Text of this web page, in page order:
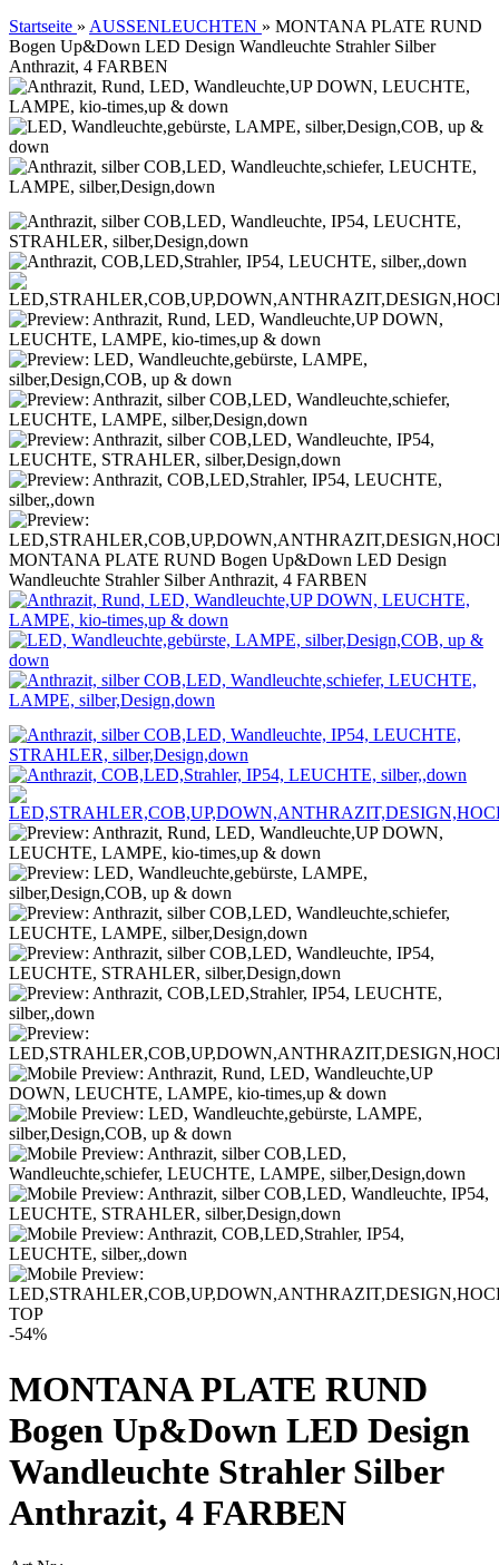
Startseite » AUSSENLEUCHTEN » MONTANA PLATE RUND
Bogen Up&Down LED Design Wandleuchte Strahler Silber
Anthrazit, 4 FARBEN
MONTANA PLATE RUND Bogen Up&Down LED Design
Wandleuchte Strahler Silber Anthrazit, 4 FARBEN
TOP
-54%
MONTANA PLATE RUND
Bogen Up&Down LED Design
Wandleuchte Strahler Silber
Anthrazit, 4 FARBEN